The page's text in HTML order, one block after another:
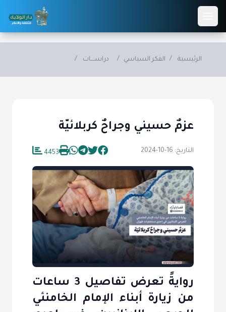
Skip to main content
الرئيسية / الفكر السياسي / دراســــات /
عزمٌ حسيني وجراحٌ كربلائيّة
التاريخ: 16-10-2024 4453
روايةً تعرض تفاصيل 3 ساعات
من زيارة أبناء الإمام الخامنئي